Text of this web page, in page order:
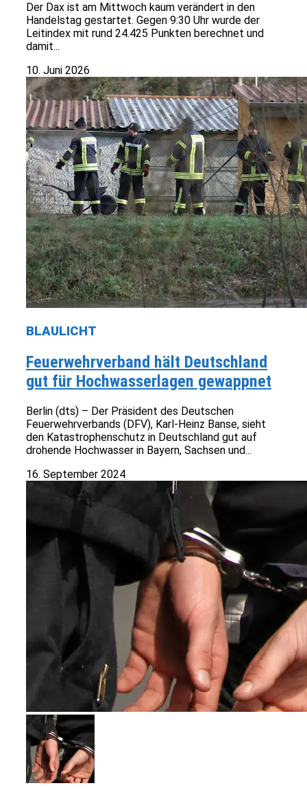
Der Dax ist am Mittwoch kaum verändert in den
Handelstag gestartet. Gegen 9:30 Uhr wurde der
Leitindex mit rund 24.425 Punkten berechnet und
damit...
10. Juni 2026
BLAULICHT
Feuerwehrverband hält Deutschland
gut für Hochwasserlagen gewappnet
Berlin (dts) – Der Präsident des Deutschen
Feuerwehrverbands (DFV), Karl-Heinz Banse, sieht
den Katastrophenschutz in Deutschland gut auf
drohende Hochwasser in Bayern, Sachsen und...
16. September 2024